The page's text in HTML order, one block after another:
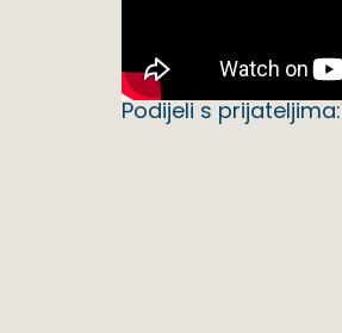
Podijeli s prijateljima: